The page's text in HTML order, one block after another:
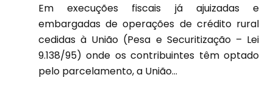
Em execuções fiscais já ajuizadas e
embargadas de operações de crédito rural
cedidas à União (Pesa e Securitização – Lei
9.138/95) onde os contribuintes têm optado
pelo parcelamento, a União...